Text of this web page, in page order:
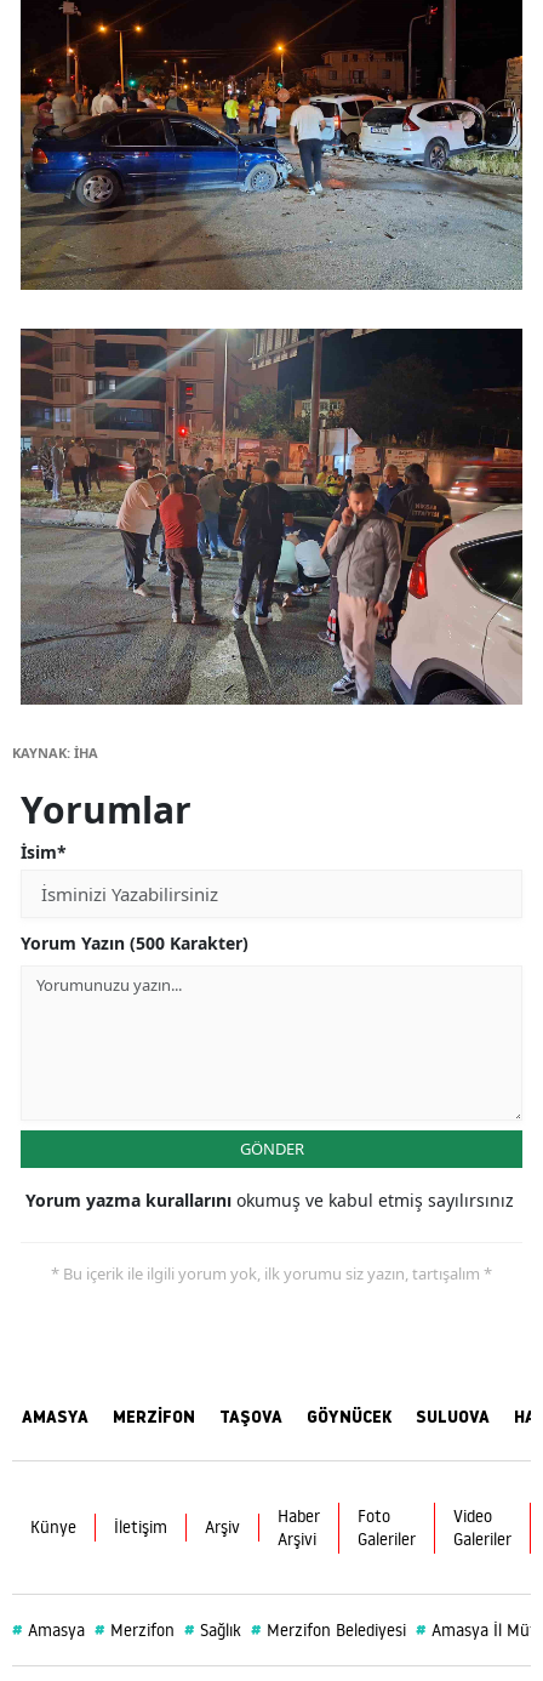
KAYNAK: İHA
Yorumlar
İsim*
Yorum Yazın (500 Karakter)
GÖNDER
Yorum yazma kurallarını okumuş ve kabul etmiş sayılırsınız
* Bu içerik ile ilgili yorum yok, ilk yorumu siz yazın, tartışalım *
AMASYA MERZİFON TAŞOVA GÖYNÜCEK SULUOVA
Künye İletişim Arşiv
Haber
Arşivi
Foto
Galeriler
Video
Galeriler
# Amasya # Merzifon # Sağlık # Merzifon Belediyesi # Amasya İl